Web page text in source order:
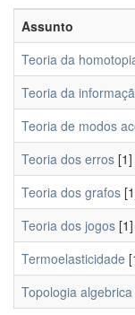
Assunto
Teoria da
Teoria da
Teoria de modos
Teoria dos erros [1]
Teoria dos grafos
Teoria dos jogos [1]
Termoelasticidade
Topologia algebrica